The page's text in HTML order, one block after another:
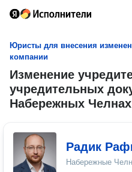
Юристы для внесения
компании
Изменение
учредительных
Набережных Челнах
Радик
Набережные